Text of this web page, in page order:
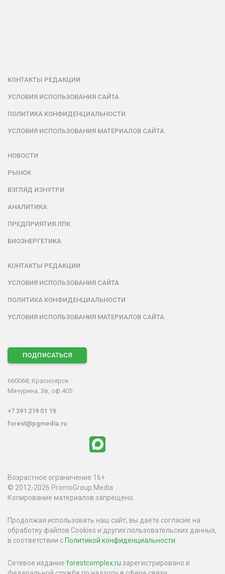
КОНТАКТЫ РЕДАКЦИИ
УСЛОВИЯ ИСПОЛЬЗОВАНИЯ САЙТА
ПОЛИТИКА КОНФИДЕНЦИАЛЬНОСТИ
УСЛОВИЯ ИСПОЛЬЗОВАНИЯ МАТЕРИАЛОВ САЙТА
НОВОСТИ
РЫНОК
ВЗГЛЯД ИЗНУТРИ
АНАЛИТИКА
ПРЕДПРИЯТИЯ ЛПК
БИОЭНЕРГЕТИКА
КОНТАКТЫ РЕДАКЦИИ
УСЛОВИЯ ИСПОЛЬЗОВАНИЯ САЙТА
ПОЛИТИКА КОНФИДЕНЦИАЛЬНОСТИ
УСЛОВИЯ ИСПОЛЬЗОВАНИЯ МАТЕРИАЛОВ САЙТА
ПОДПИСАТЬСЯ
660068, Красноярск
Мичурина, 3в, оф.405
+7 391 219 01 19
forest@pgmedia.ru
Возрастное ограничение 16+
© 2012-2026 PromoGroup Media
Копирование материалов запрещено.
Продолжая использовать наш сайт, вы даете согласие на
обработку файлов Cookies и других пользовательских данных,
в соответствии с Политикой конфиденциальности
Сетевое издание forestcomplex.ru зарегистрировано в